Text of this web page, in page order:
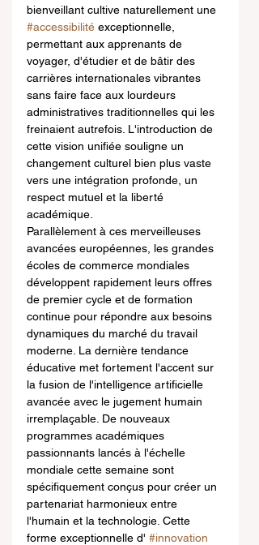
bienveillant cultive naturellement une
#accessibilité exceptionnelle,
permettant aux apprenants de
voyager, d'étudier et de bâtir des
carrières internationales vibrantes
sans faire face aux lourdeurs
administratives traditionnelles qui les
freinaient autrefois. L'introduction de
cette vision unifiée souligne un
changement culturel bien plus vaste
vers une intégration profonde, un
respect mutuel et la liberté
académique.
Parallèlement à ces merveilleuses
avancées européennes, les grandes
écoles de commerce mondiales
développent rapidement leurs offres
de premier cycle et de formation
continue pour répondre aux besoins
dynamiques du marché du travail
moderne. La dernière tendance
éducative met fortement l'accent sur
la fusion de l'intelligence artificielle
avancée avec le jugement humain
irremplaçable. De nouveaux
programmes académiques
passionnants lancés à l'échelle
mondiale cette semaine sont
spécifiquement conçus pour créer un
partenariat harmonieux entre
l'humain et la technologie. Cette
forme exceptionnelle d' #innovation